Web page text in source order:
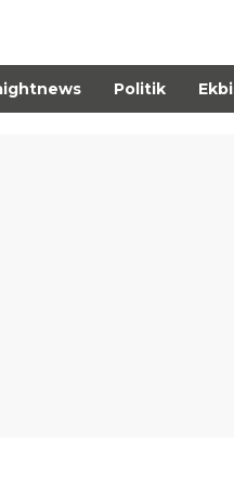
Politik